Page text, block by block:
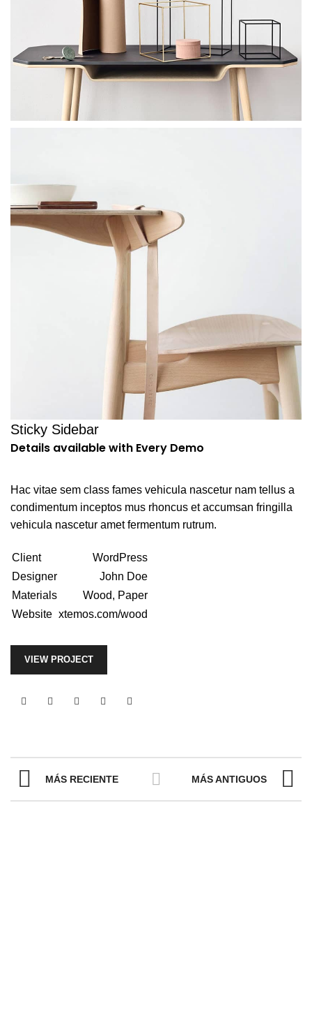
Sticky Sidebar
Details available with Every Demo
Hac vitae sem class fames vehicula nascetur nam tellus a
condimentum inceptos mus rhoncus et accumsan fringilla
vehicula nascetur amet fermentum rutrum.
Client
WordPress
Designer
John Doe
Materials
Wood, Paper
Website xtemos.com/wood
VIEW PROJECT
MÁS RECIENTE MÁS ANTIGUOS